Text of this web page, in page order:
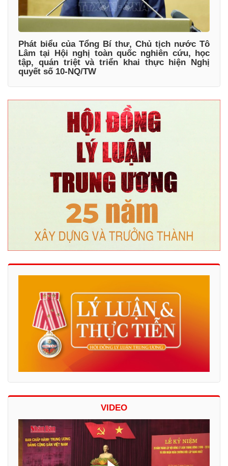
Phát biểu của Tổng Bí thư, Chủ tịch nước Tô
Lâm tại Hội nghị toàn quốc nghiên cứu, học
tập, quán triệt và triển khai thực hiện Nghị
quyết số 10-NQ/TW
VIDEO